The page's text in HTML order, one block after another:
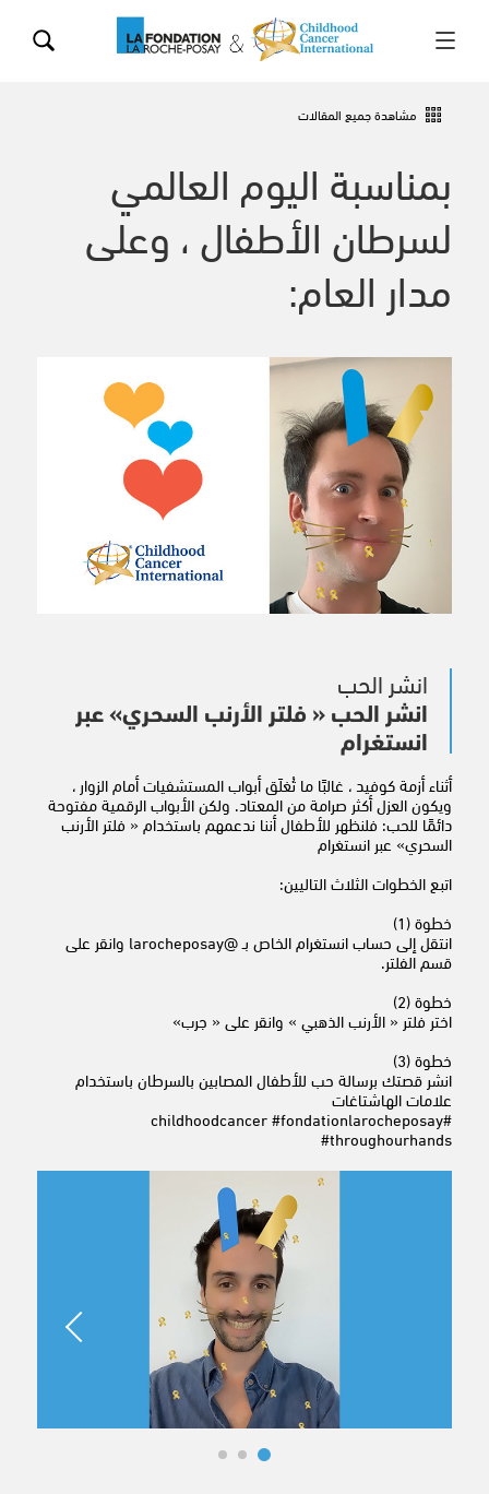
مشاهدة جميع المقالات
بمناسبة اليوم العالمي
لسرطان الأطفال ، وعلى
مدار العام:
انشر الحب
انشر الحب « فلتر الأرنب السحري» عبر
انستغرام
أثناء أزمة كوفيد ، غالبًا ما تُغلَق أبواب المستشفيات أمام الزوار ،
ويكون العزل أكثر صرامة من المعتاد. ولكن الأبواب الرقمية مفتوحة
دائمًا للحب: فلنظهر للأطفال أننا ندعمهم باستخدام « فلتر الأرنب
السحري» عبر انستغرام
اتبع الخطوات الثلاث التاليين:
خطوة (1)
انتقل إلى حساب انستغرام الخاص بـ @larocheposay وانقر على
قسم الفلتر.
خطوة (2)
اختر فلتر « الأرنب الذهبي » وانقر على « جرب»
خطوة (3)
انشر قصتك برسالة حب للأطفال المصابين بالسرطان باستخدام
علامات الهاشتاغات
#childhoodcancer #fondationlarocheposay
#throughourhands